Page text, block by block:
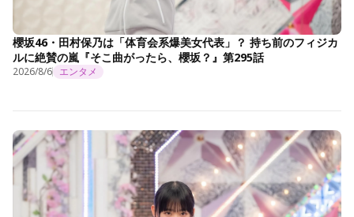
櫻坂46・田村保乃は「体育会系爆美女代表」？ 持ち前のフィジカ
ルに絶賛の嵐『そこ曲がったら、櫻坂？』第295話
2026/8/6 エンタメ